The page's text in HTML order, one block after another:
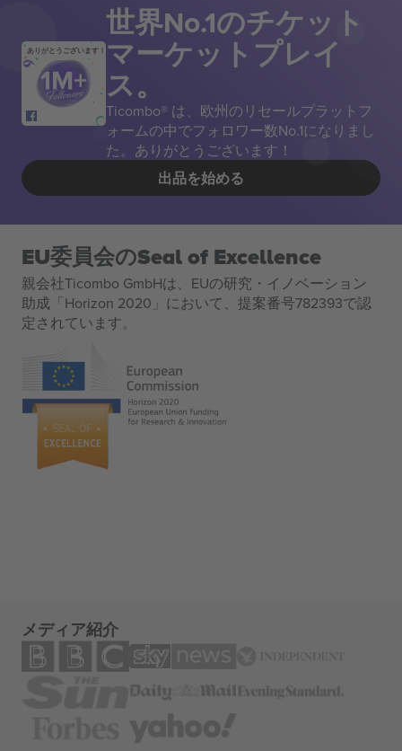
ありがとうございます！
世界No.1のチケット
マーケットプレイ
ス。
Ticombo® は、欧州のリセールプラットフ
ォームの中でフォロワー数No.1になりまし
た。ありがとうございます！
出品を始める
EU委員会のSeal of Excellence
親会社Ticombo GmbHは、EUの研究・イノベーション
助成「Horizon 2020」において、提案番号782393で認
定されています。
メディア紹介